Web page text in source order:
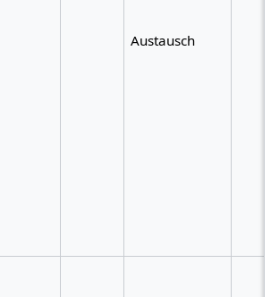
Austausch